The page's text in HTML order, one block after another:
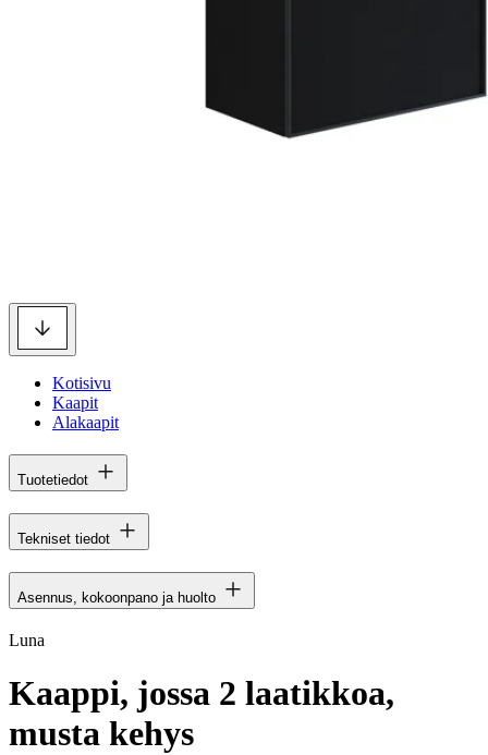
Kotisivu
Kaapit
Alakaapit
Tuotetiedot
Tekniset tiedot
Asennus, kokoonpano ja huolto
Luna
Kaappi, jossa 2 laatikkoa,
musta kehys